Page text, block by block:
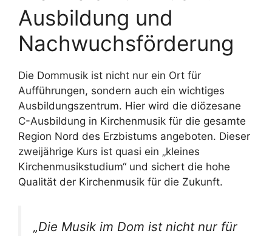
Ausbildung und
Nachwuchsförderung
Die Dommusik ist nicht nur ein Ort für
Aufführungen, sondern auch ein wichtiges
Ausbildungszentrum. Hier wird die diözesane
C-Ausbildung in Kirchenmusik für die gesamte
Region Nord des Erzbistums angeboten. Dieser
zweijährige Kurs ist quasi ein „kleines
Kirchenmusikstudium“ und sichert die hohe
Qualität der Kirchenmusik für die Zukunft.
„Die Musik im Dom ist nicht nur für